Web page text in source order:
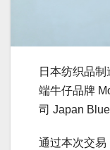
日本纺织品
端牛仔品牌
司 Japan Blue
通过本次交易